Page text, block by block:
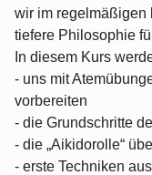
wir im regelmäßigen
tiefere Philosophie
In diesem Kurs
- uns mit
vorbereiten
- die Grundschritte
- die „Aikidorolle“
- erste Techniken